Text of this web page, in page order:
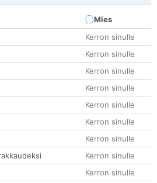
Mies
Kerron sinulle
Kerron sinulle
Kerron sinulle
Kerron sinulle
Kerron sinulle
Kerron sinulle
Kerron sinulle
Kerron sinulle
Kerron sinulle